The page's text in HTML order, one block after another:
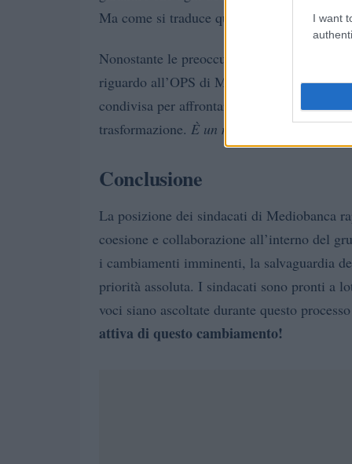
I want
Ma come si traduce questo impegno nella
Nonostante le preoccupazioni espresse, al
riguardo all’OPS di MPS. La
condivisa per affrontare le sfide del settore
trasformazione. È un momento cruciale, e
Conclusione
La posizione dei sindacati di Mediobanca
coesione e collaborazione all’interno del
i cambiamenti imminenti, la salvaguardia
priorità assoluta. I sindacati sono pronti a
voci siano ascoltate durante questo
attiva di questo cambiamento!